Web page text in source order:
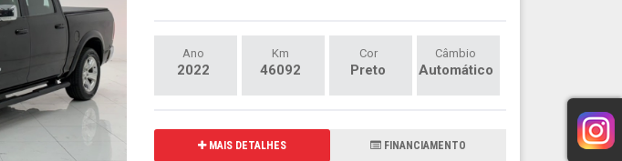
Ano
2022
Km
46092
Cor
Preto
Câmbio
Automático
MAIS DETALHES FINANCIAMENTO